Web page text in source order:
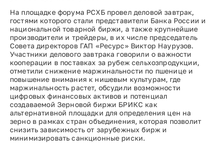
На площадке форума РСХБ провел деловой завтрак,
гостями которого стали представители Банка России и
национальной товарной биржи, а также крупнейшие
производители и трейдеры, в их числе председатель
Совета директоров ГАП «Ресурс» Виктор Наурузов.
Участники делового завтрака говорили о важности
кооперации в поставках за рубеж сельхозпродукции,
отметили снижение маржинальности по пшенице и
повышение внимания к нишевым культурам, где
маржинальность растет, обсудили возможности
цифровых финансовых активов и потенциал
создаваемой Зерновой биржи БРИКС как
альтернативной площадки для определения цен на
зерно в рамках стран объединения, которая позволит
снизить зависимость от зарубежных бирж и
минимизировать санкционные риски.